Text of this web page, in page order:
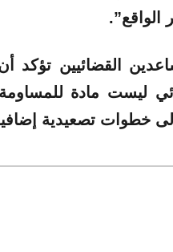
الواقع”.
القضائيين
ليست مادة
خطوات تصعيدية